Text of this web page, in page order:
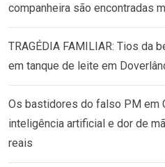
companheira são encontradas
TRAGÉDIA FAMILIAR: Tios da
em tanque de leite em
Os bastidores do falso PM em
inteligência artificial e dor de
reais